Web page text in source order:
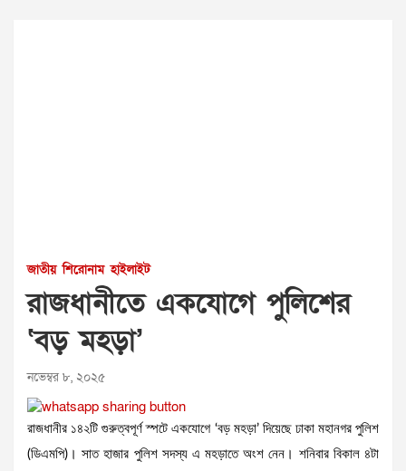
জাতীয় শিরোনাম হাইলাইট
রাজধানীতে একযোগে পুলিশের
‘বড় মহড়া’
নভেম্বর ৮, ২০২৫
রাজধানীর ১৪২টি গুরুত্বপূর্ণ স্পটে একযোগে ‘বড় মহড়া’ দিয়েছে ঢাকা মহানগর পুলিশ
(ডিএমপি)। সাত হাজার পুলিশ সদস্য এ মহড়াতে অংশ নেন। শনিবার বিকাল ৪টা